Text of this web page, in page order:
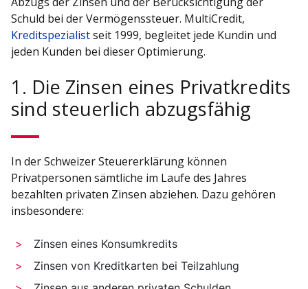
Schuld bei der Vermögenssteuer. MultiCredit,
Kreditspezialistseit 1999, begleitet jede Kundin und
jeden Kunden bei dieser Optimierung.
1. Die Zinsen eines Privatkredits
sind steuerlich abzugsfähig
In der Schweizer Steuererklärung können
Privatpersonen sämtliche im Laufe des Jahres
bezahlten privaten Zinsen abziehen. Dazu gehören
insbesondere:
Zinsen eines Konsumkredits
Zinsen von Kreditkarten bei Teilzahlung